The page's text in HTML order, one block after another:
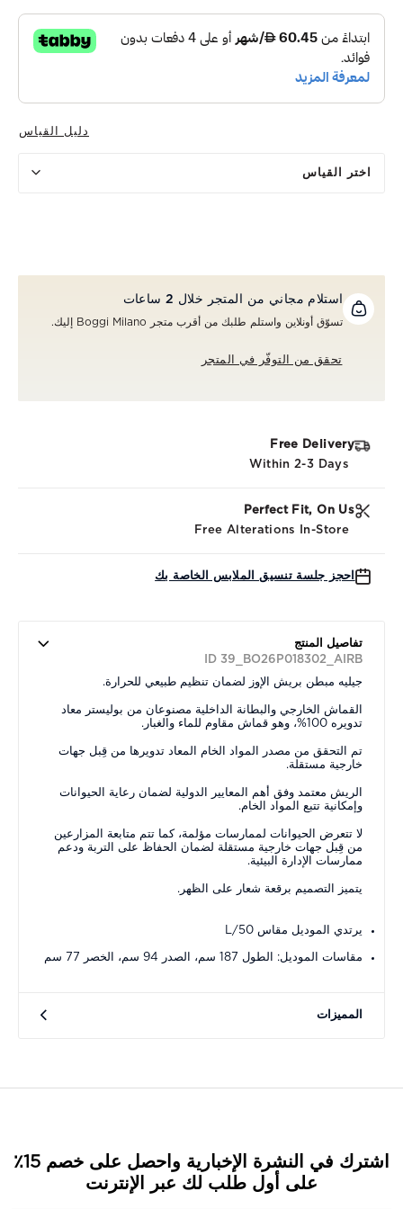
دليل القياس
اختر القياس
استلام مجاني من المتجر خلال 2 ساعات
تسوّق أونلاين واستلم طلبك من أقرب متجر Boggi Milano إليك.
تحقق من التوفّر في المتجر
Free Delivery
Within 2-3 Days
Perfect Fit, On Us
Free Alterations In-Store
احجز جلسة تنسيق الملابس الخاصة بك
تفاصيل المنتج
ID 39_BO26P018302_AIRB
جيليه مبطن بريش الإوز لضمان تنظيم طبيعي للحرارة.
القماش الخارجي والبطانة الداخلية مصنوعان من بوليستر معاد
تدويره 100%، وهو قماش مقاوم للماء والغبار.
تم التحقق من مصدر المواد الخام المعاد تدويرها من قِبل جهات
خارجية مستقلة.
الريش معتمد وفق أهم المعايير الدولية لضمان رعاية الحيوانات
وإمكانية تتبع المواد الخام.
لا تتعرض الحيوانات لممارسات مؤلمة، كما تتم متابعة المزارعين
من قِبل جهات خارجية مستقلة لضمان الحفاظ على التربة ودعم
ممارسات الإدارة البيئية.
يتميز التصميم برقعة شعار على الظهر.
يرتدي الموديل مقاس L/50
مقاسات الموديل: الطول 187 سم، الصدر 94 سم، الخصر 77 سم
المميزات
اشترك في النشرة الإخبارية واحصل على خصم 15٪
على أول طلب لك عبر الإنترنت